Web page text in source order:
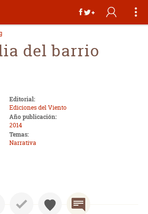
del barrio
Editorial:
Ediciones del Viento
Año publicación:
2014
Temas:
Narrativa